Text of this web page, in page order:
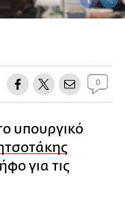
0
υπουργικό
για τις